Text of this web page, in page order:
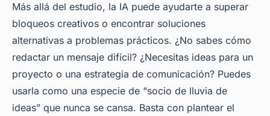
Más allá del estudio, la IA puede ayudarte a superar
bloqueos creativos o encontrar soluciones
alternativas a problemas prácticos. ¿No sabes cómo
redactar un mensaje difícil? ¿Necesitas ideas para un
proyecto o una estrategia de comunicación? Puedes
usarla como una especie de “socio de lluvia de
ideas” que nunca se cansa. Basta con plantear el